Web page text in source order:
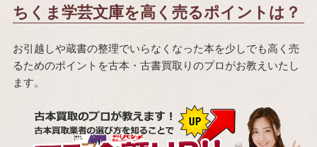
ちくま学芸文庫を高く売るポイントは？
お引越しや蔵書の整理でいらなくなった本を少しでも高く売
るためのポイントを古本・古書買取りのプロがお教えいたし
ます。